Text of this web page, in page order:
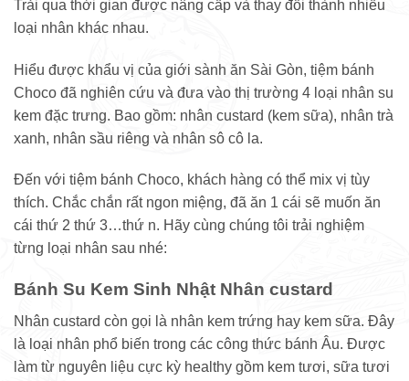
Trải qua thời gian được nâng cấp và thay đổi thành nhiều
loại nhân khác nhau.
Hiểu được khẩu vị của giới sành ăn Sài Gòn, tiệm bánh
Choco đã nghiên cứu và đưa vào thị trường 4 loại nhân su
kem đặc trưng. Bao gồm: nhân custard (kem sữa), nhân trà
xanh, nhân sầu riêng và nhân sô cô la.
Đến với tiệm bánh Choco, khách hàng có thể mix vị tùy
thích. Chắc chắn rất ngon miệng, đã ăn 1 cái sẽ muốn ăn
cái thứ 2 thứ 3…thứ n. Hãy cùng chúng tôi trải nghiệm
từng loại nhân sau nhé:
Bánh Su Kem Sinh Nhật Nhân custard
Nhân custard còn gọi là nhân kem trứng hay kem sữa. Đây
là loại nhân phổ biến trong các công thức bánh Âu. Được
làm từ nguyên liệu cực kỳ healthy gồm kem tươi, sữa tươi